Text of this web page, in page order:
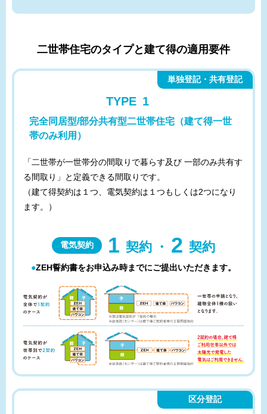
二世帯住宅のタイプと建て得の適用要件
単独登記・共有登記
TYPE 1
完全同居型/部分共有型二世帯住宅（建て得一世
帯のみ利用）
「二世帯が一世帯分の間取りで暮らす及び 一部のみ共有す
る間取り」と定義できる間取りです。
（建て得契約は１つ、電気契約は１つもしくは2つになり
ます。）
電気契約 1 契約 ・ 2 契約
●ZEH誓約書をお申込み時までにご提出いただきます。
区分登記